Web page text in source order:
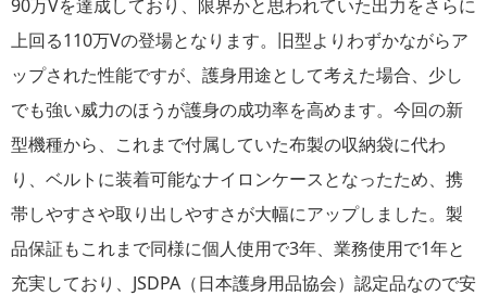
90万Vを達成しており、限界かと思われていた出力をさらに
上回る110万Vの登場となります。旧型よりわずかながらア
ップされた性能ですが、護身用途として考えた場合、少し
でも強い威力のほうが護身の成功率を高めます。今回の新
型機種から、これまで付属していた布製の収納袋に代わ
り、ベルトに装着可能なナイロンケースとなったため、携
帯しやすさや取り出しやすさが大幅にアップしました。製
品保証もこれまで同様に個人使用で3年、業務使用で1年と
充実しており、JSDPA（日本護身用品協会）認定品なので安